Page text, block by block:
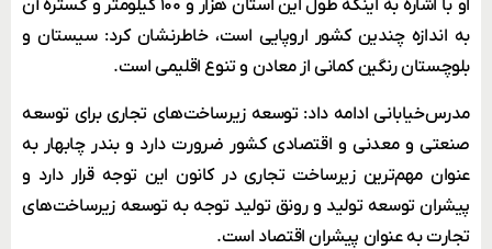
او با اشاره به اینکه طول این استان هزار و ۱۰۰ کیلومتر و گستره آن
به اندازه چندین کشور اروپایی است، خاطرنشان کرد: سیستان و
بلوچستان رنگین کمانی از معادن و تنوع اقلیمی است.
مدرس‌خیابانی ادامه داد: توسعه زیرساخت‌های تجاری برای توسعه
صنعتی و معدنی و اقتصادی کشور ضرورت دارد و بندر چابهار به
عنوان مهم‌ترین زیرساخت تجاری در کانون این توجه قرار دارد و
پیشران توسعه تولید و رونق تولید توجه به توسعه زیرساخت‌های
تجارت به عنوان پیشران اقتصاد است.